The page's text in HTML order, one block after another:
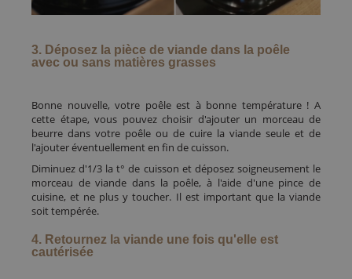
3. Déposez la pièce de viande dans la poêle
avec ou sans matières grasses
Bonne nouvelle, votre poêle est à bonne température ! A
cette étape, vous pouvez choisir d'ajouter un morceau de
beurre dans votre poêle ou de cuire la viande seule et de
l'ajouter éventuellement en fin de cuisson.
Diminuez d'1/3 la t° de cuisson et déposez soigneusement le
morceau de viande dans la poêle, à l'aide d'une pince de
cuisine, et ne plus y toucher. Il est important que la viande
soit tempérée.
4. Retournez la viande une fois qu'elle est
cautérisée